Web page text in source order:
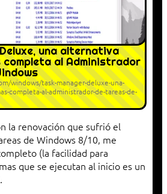
una alternativa
al Administrador
windows/task-manager-deluxe-una-
completa-al-administrador-de-tareas-de-
la renovación que sufrió el
de Windows 8/10, me
(la facilidad para
que se ejecutan al inicio es un